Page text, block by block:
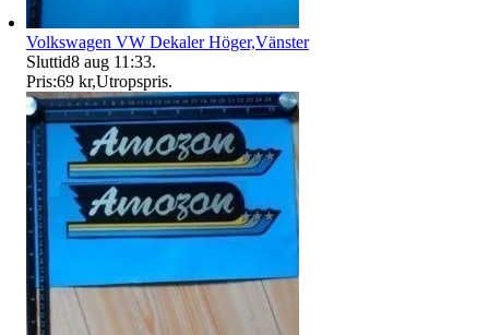
Volkswagen VW Dekaler Höger,Vänster
Sluttid8 aug 11:33.
Pris:69 kr,Utropspris.